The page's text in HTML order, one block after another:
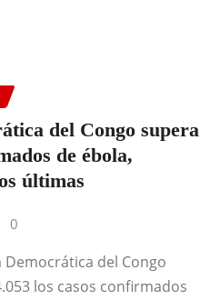
del Congo supera
de ébola,
últimas
0
Democrática del Congo
los casos confirmados